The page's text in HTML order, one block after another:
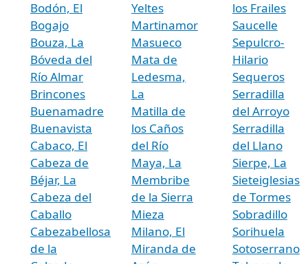
Bodón, El
Bogajo
Bouza, La
Bóveda del
Río Almar
Brincones
Buenamadre
Buenavista
Cabaco, El
Cabeza de
Béjar, La
Cabeza del
Caballo
Cabezabellosa
de la
Yeltes
Martinamor
Masueco
Mata de
Ledesma,
La
Matilla de
los Caños
del Río
Maya, La
Membribe
de la Sierra
Mieza
Milano, El
Miranda de
los Frailes
Saucelle
Sepulcro-
Hilario
Sequeros
Serradilla
del Arroyo
Serradilla
del Llano
Sierpe, La
Sieteiglesias
de Tormes
Sobradillo
Sorihuela
Sotoserrano